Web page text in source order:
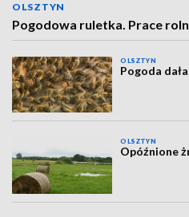
OLSZTYN
Pogodowa ruletka. Prace
OLSZTYN
Pogoda
OLSZTYN
Opóźnione